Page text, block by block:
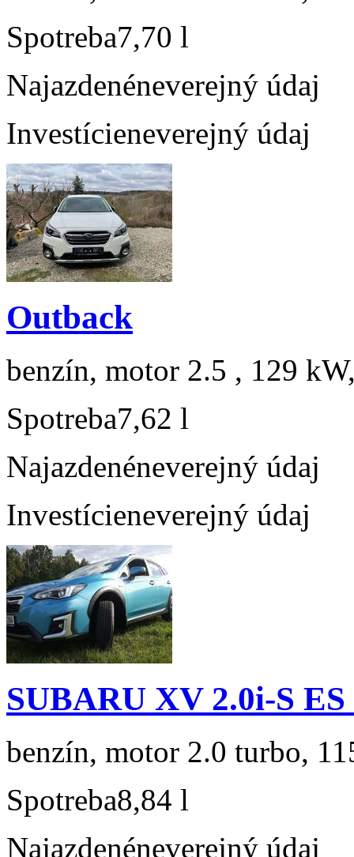
Spotreba7,70 l
Najazdenéneverejný údaj
Investícieneverejný údaj
Outback
benzín, motor 2.5 , 129
Spotreba7,62 l
Najazdenéneverejný údaj
Investícieneverejný údaj
SUBARU XV 2.0i-S
benzín, motor 2.0 turbo,
Spotreba8,84 l
Najazdenéneverejný údaj